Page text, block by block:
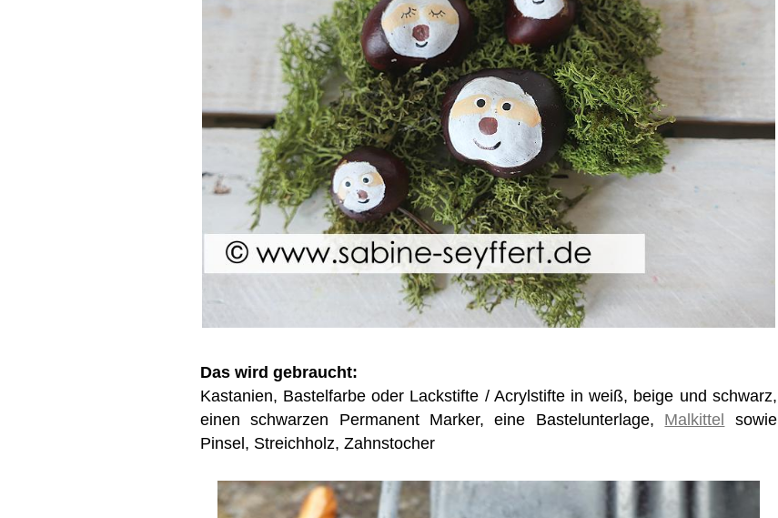
Das wird gebraucht:
Kastanien, Bastelfarbe oder Lackstifte / Acrylstifte in weiß, beige und schwarz,
einen schwarzen Permanent Marker, eine Bastelunterlage, Malkittel sowie
Pinsel, Streichholz, Zahnstocher